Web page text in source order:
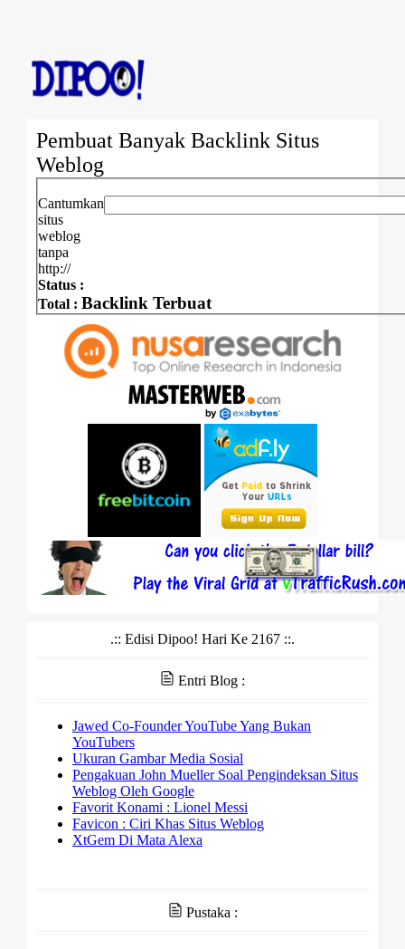
Pembuat Banyak Backlink Situs
Weblog
Cantumkan
situs
weblog
tanpa
http://
Status :
Total : Backlink Terbuat
.:: Edisi Dipoo! Hari Ke 2167 ::.
Entri Blog :
Jawed Co-Founder YouTube Yang Bukan
YouTubers
Ukuran Gambar Media Sosial
Pengakuan John Mueller Soal Pengindeksan Situs
Weblog Oleh Google
Favorit Konami : Lionel Messi
Favicon : Ciri Khas Situs Weblog
XtGem Di Mata Alexa
Pustaka :